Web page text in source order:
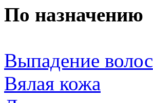
По назначению
Выпадение волос
Вялая кожа